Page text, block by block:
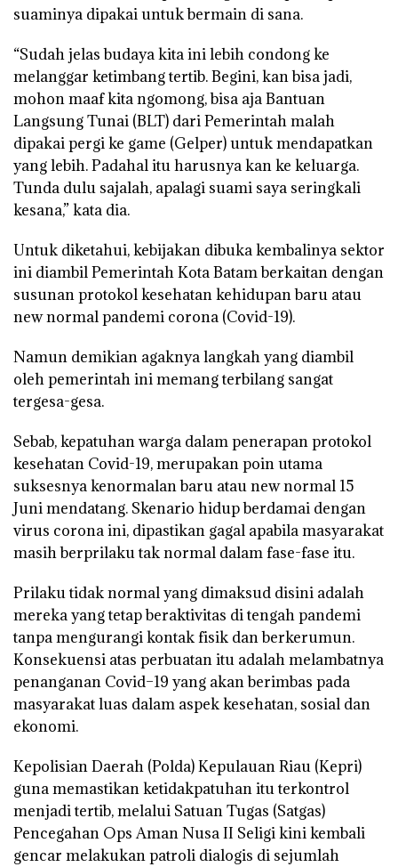
suaminya dipakai untuk bermain di sana.
“Sudah jelas budaya kita ini lebih condong ke
melanggar ketimbang tertib. Begini, kan bisa jadi,
mohon maaf kita ngomong, bisa aja Bantuan
Langsung Tunai (BLT) dari Pemerintah malah
dipakai pergi ke game (Gelper) untuk mendapatkan
yang lebih. Padahal itu harusnya kan ke keluarga.
Tunda dulu sajalah, apalagi suami saya seringkali
kesana,” kata dia.
Untuk diketahui, kebijakan dibuka kembalinya sektor
ini diambil Pemerintah Kota Batam berkaitan dengan
susunan protokol kesehatan kehidupan baru atau
new normal pandemi corona (Covid-19).
Namun demikian agaknya langkah yang diambil
oleh pemerintah ini memang terbilang sangat
tergesa-gesa.
Sebab, kepatuhan warga dalam penerapan protokol
kesehatan Covid-19, merupakan poin utama
suksesnya kenormalan baru atau new normal 15
Juni mendatang. Skenario hidup berdamai dengan
virus corona ini, dipastikan gagal apabila masyarakat
masih berprilaku tak normal dalam fase-fase itu.
Prilaku tidak normal yang dimaksud disini adalah
mereka yang tetap beraktivitas di tengah pandemi
tanpa mengurangi kontak fisik dan berkerumun.
Konsekuensi atas perbuatan itu adalah melambatnya
penanganan Covid–19 yang akan berimbas pada
masyarakat luas dalam aspek kesehatan, sosial dan
ekonomi.
Kepolisian Daerah (Polda) Kepulauan Riau (Kepri)
guna memastikan ketidakpatuhan itu terkontrol
menjadi tertib, melalui Satuan Tugas (Satgas)
Pencegahan Ops Aman Nusa II Seligi kini kembali
gencar melakukan patroli dialogis di sejumlah